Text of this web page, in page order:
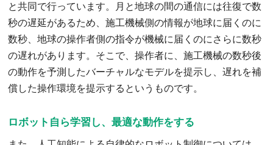
と共同で行っています。月と地球の間の通信には往復で数
秒の遅延があるため、施工機械側の情報が地球に届くのに
数秒、地球の操作者側の指令が機械に届くのにさらに数秒
の遅れがあります。そこで、操作者に、施工機械の数秒後
の動作を予測したバーチャルなモデルを提示し、遅れを補
償した操作環境を提示するというものです。
ロボット自ら学習し、最適な動作をする